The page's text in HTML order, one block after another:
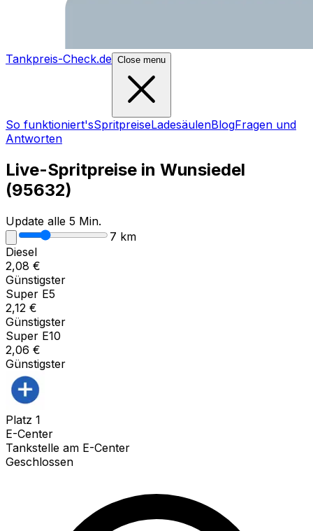
Tankpreis-Check.de Close menu
So funktioniert'sSpritpreiseLadesäulenBlogFragen und
Antworten
Live-Spritpreise in Wunsiedel
(95632)
Update alle 5 Min.
7 km
Diesel
2,08 €
Günstigster
Super E5
2,12 €
Günstigster
Super E10
2,06 €
Günstigster
Platz 1
E-Center
Tankstelle am E-Center
Geschlossen